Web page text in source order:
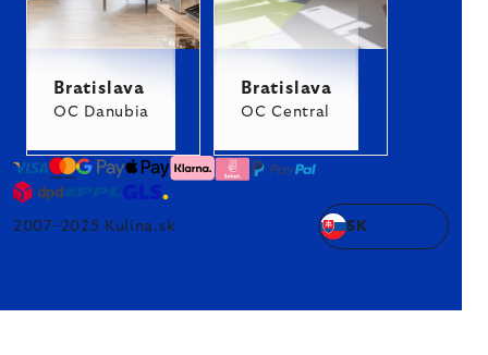
Bratislava
OC Danubia
Bratislava
OC Central
2007–2025 Kulina.sk SK